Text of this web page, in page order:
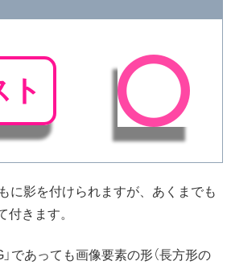
ト
もに影を付けられますが、あくまでも
付きます。
であっても画像要素の形（長方形の